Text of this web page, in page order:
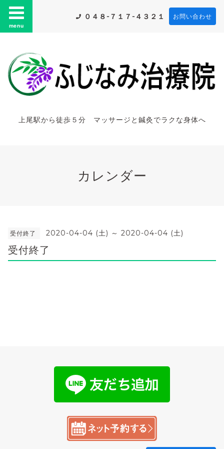
menu
０４８-７１７-４３２１ お問い合わせ
上尾駅から徒歩５分 マッサージと鍼灸でラクな身体へ
カレンダー
受付終了 2020-04-04 (土) ～ 2020-04-04 (土)
受付終了